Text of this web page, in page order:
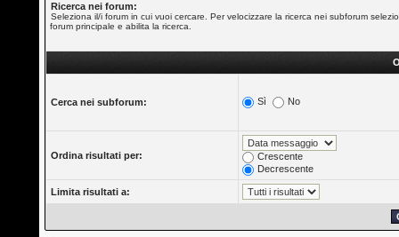
Ricerca nei forum:
Seleziona il/i forum in cui vuoi cercare. Per velocizzare la ricerca nei subforum
forum principale e abilita la ricerca.
Cerca nei subforum: Sì No
Ordina risultati per:
Crescente
Decrescente
Limita risultati a: